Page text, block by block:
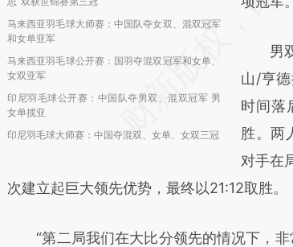
马来西亚羽毛球大师赛：中国队夺女双、混双冠军
和女单亚军
马来西亚羽毛球公开赛：国羽夺混双冠军和女单、
女双亚军
印尼羽毛球公开赛：中国队夺男双、混双冠军 男
女单揽亚
印尼羽毛球大师赛：中国夺混双、女单、女双三冠
新观
对和校
男双
山/亨
时间落
胜。两
对手在
次建立起巨大领先优势，最终以21:12取胜。
“第二局我们在大比分领先的情况下，非